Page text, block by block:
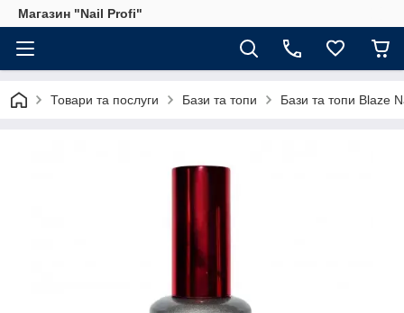
Магазин "Nail Profi"
Товари та послуги Бази та топи Бази та топи Blaze